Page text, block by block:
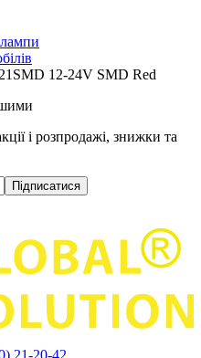
12-24V SMD Red
і розпродажі, знижки та
Підписатися